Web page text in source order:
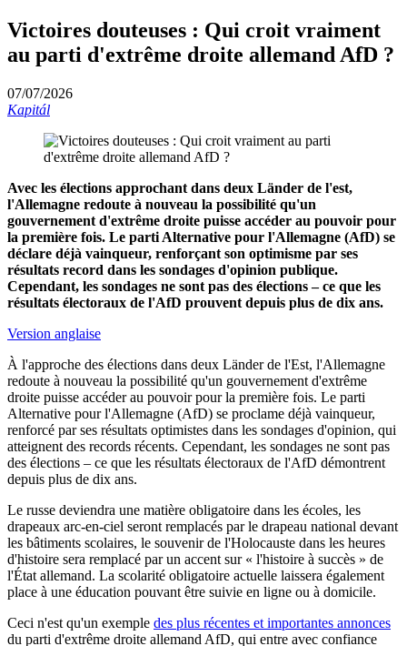
Victoires douteuses : Qui croit vraiment
au parti d'extrême droite allemand AfD ?
07/07/2026
Kapitál
Avec les élections approchant dans deux Länder de l'est,
l'Allemagne redoute à nouveau la possibilité qu'un
gouvernement d'extrême droite puisse accéder au pouvoir pour
la première fois. Le parti Alternative pour l'Allemagne (AfD) se
déclare déjà vainqueur, renforçant son optimisme par ses
résultats record dans les sondages d'opinion publique.
Cependant, les sondages ne sont pas des élections – ce que les
résultats électoraux de l'AfD prouvent depuis plus de dix ans.
Version anglaise
À l'approche des élections dans deux Länder de l'Est, l'Allemagne
redoute à nouveau la possibilité qu'un gouvernement d'extrême
droite puisse accéder au pouvoir pour la première fois. Le parti
Alternative pour l'Allemagne (AfD) se proclame déjà vainqueur,
renforcé par ses résultats optimistes dans les sondages d'opinion, qui
atteignent des records récents. Cependant, les sondages ne sont pas
des élections – ce que les résultats électoraux de l'AfD démontrent
depuis plus de dix ans.
Le russe deviendra une matière obligatoire dans les écoles, les
drapeaux arc-en-ciel seront remplacés par le drapeau national devant
les bâtiments scolaires, le souvenir de l'Holocauste dans les heures
d'histoire sera remplacé par un accent sur « l'histoire à succès » de
l'État allemand. La scolarité obligatoire actuelle laissera également
place à une éducation pouvant être suivie en ligne ou à domicile.
Ceci n'est qu'un exemple des plus récentes et importantes annonces
du parti d'extrême droite allemand AfD, qui entre avec confiance